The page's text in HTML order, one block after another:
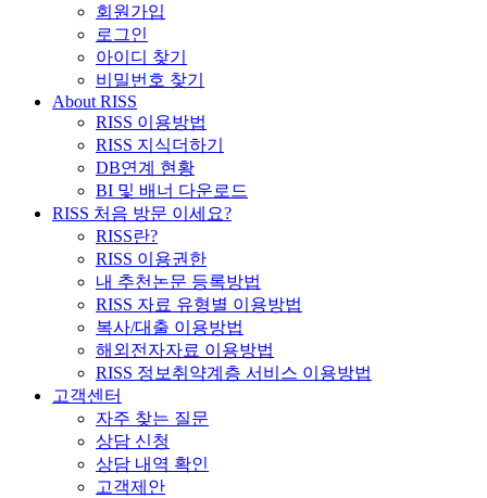
회원가입
로그인
아이디 찾기
비밀번호 찾기
About RISS
RISS 이용방법
RISS 지식더하기
DB연계 현황
BI 및 배너 다운로드
RISS 처음 방문 이세요?
RISS란?
RISS 이용권한
내 추천논문 등록방법
RISS 자료 유형별 이용방법
복사/대출 이용방법
해외전자자료 이용방법
RISS 정보취약계층 서비스 이용방법
고객센터
자주 찾는 질문
상담 신청
상담 내역 확인
고객제안